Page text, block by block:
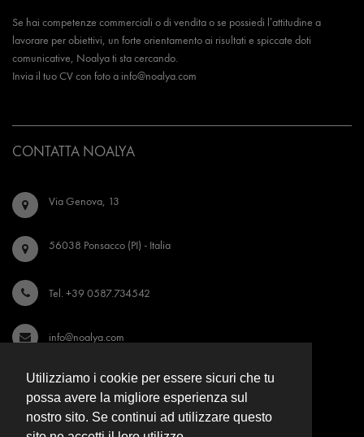
Utilizziamo i cookie per essere sicuri che tu
possa avere la migliore esperienza sul
nostro sito. Se continui ad utilizzare questo
Se hai competenze commerciali o di vendita o se possiedi l’attitudine a
lavorare per obiettivi, un forte orientamento ai risultati e spiccate doti
comunicative, Noalya ti sta cercando.
Invia il tuo CV con foto a info@noalya.com
CONTATTA NOALYA
Via Genova, 13
56038 Ponsacco (PI) - Italia
Tel. +39 0587.734542
info@noalya.com
Seguici su Instagram
Seguici su Facebook